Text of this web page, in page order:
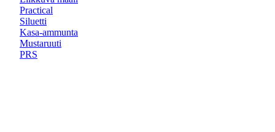
Practical
Siluetti
Kasa-ammunta
Mustaruuti
PRS